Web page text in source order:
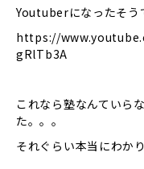
Youtuberになったそう
https://
gRlTb3A
これなら塾なんていら
た。。。
それぐらい本当にわか